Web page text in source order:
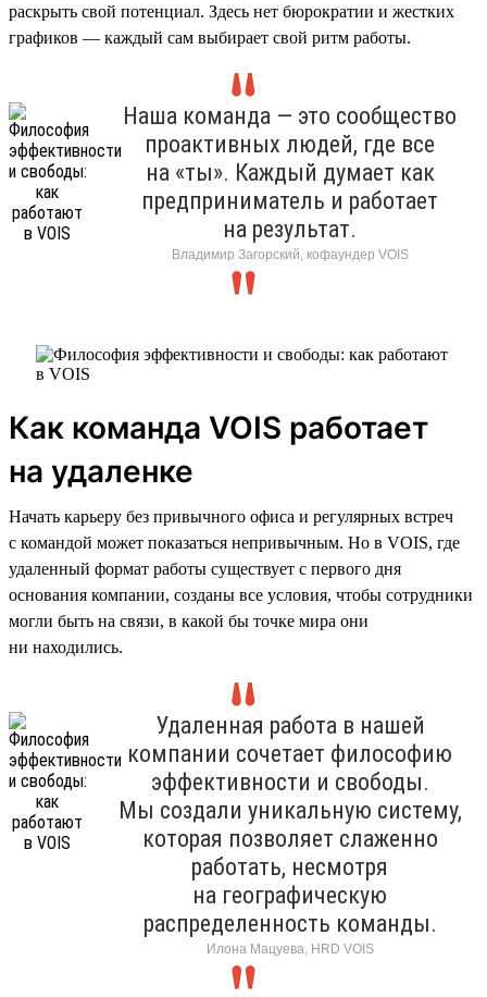
раскрыть свой потенциал. Здесь нет бюрократии и жестких
графиков — каждый сам выбирает свой ритм работы.
Наша команда — это сообщество
проактивных людей, где все
на «ты». Каждый думает как
предприниматель и работает
на результат.
Владимир Загорский, кофаундер VOIS
Как команда VOIS работает
на удаленке
Начать карьеру без привычного офиса и регулярных встреч
с командой может показаться непривычным. Но в VOIS, где
удаленный формат работы существует с первого дня
основания компании, созданы все условия, чтобы сотрудники
могли быть на связи, в какой бы точке мира они
ни находились.
Удаленная работа в нашей
компании сочетает философию
эффективности и свободы.
Мы создали уникальную систему,
которая позволяет слаженно
работать, несмотря
на географическую
распределенность команды.
Илона Мацуева, HRD VOIS